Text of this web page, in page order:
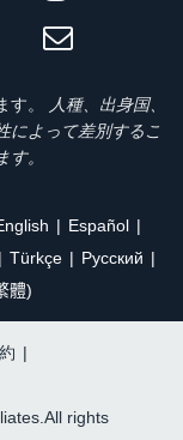
す。
人種、出身国、
によって差別するこ
。
Español
Türkçe
Ρусский
體)
|
rights